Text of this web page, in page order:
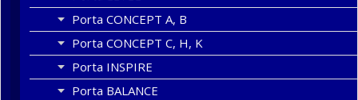
Porta CONCEPT A, B
Porta CONCEPT C, H, K
Porta INSPIRE
Porta BALANCE